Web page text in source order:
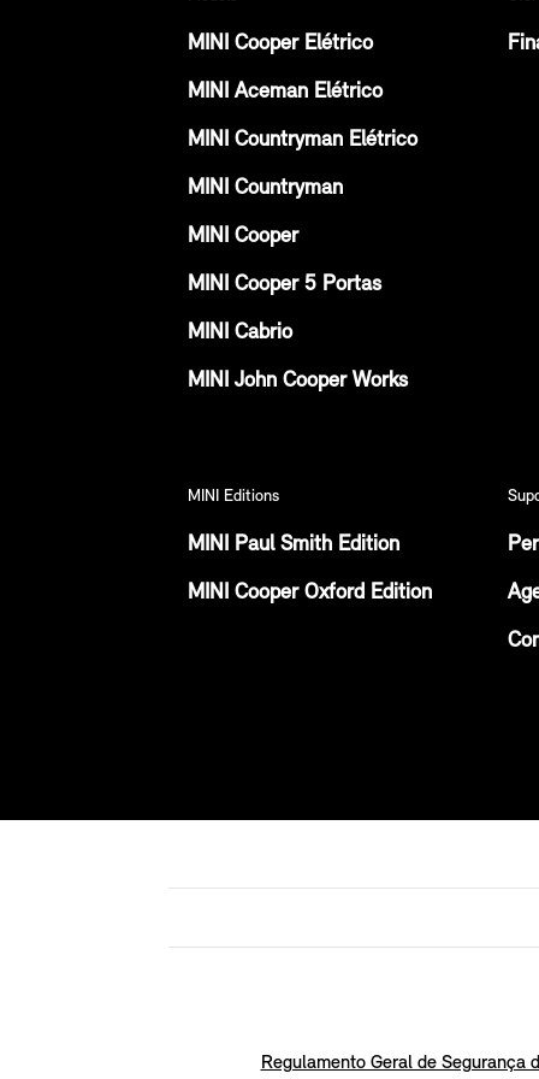
MINI Cooper Elétrico
MINI Aceman Elétrico
MINI Countryman Elétrico
MINI Countryman
MINI Cooper
MINI Cooper 5 Portas
MINI Cabrio
MINI John Cooper Works
MINI Editions
MINI Paul Smith Edition
MINI Cooper Oxford Edition
Regulamento Geral de Segurança